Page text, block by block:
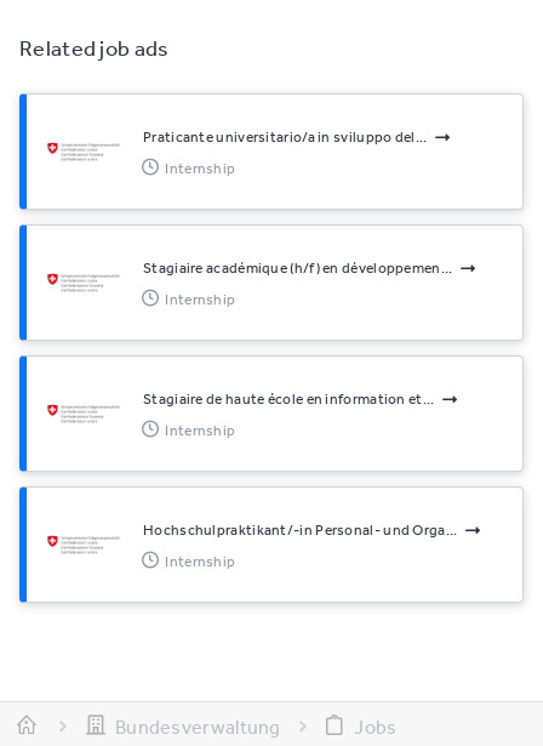
Related job ads
Praticante universitario/a in sviluppo del...
Internship
Stagiaire académique (h/f) en développemen...
Internship
Stagiaire de haute école en information et...
Internship
Hochschulpraktikant/-in Personal- und Orga...
Internship
Bundesverwaltung
Jobs